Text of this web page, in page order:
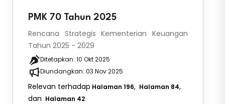
PMK 70 Tahun 2025
Rencana Strategis Kementerian Keuangan
Tahun 2025 - 2029
Ditetapkan: 10 Okt 2025
Diundangkan: 03 Nov 2025
Relevan terhadap Halaman 196, Halaman 84,
dan Halaman 42